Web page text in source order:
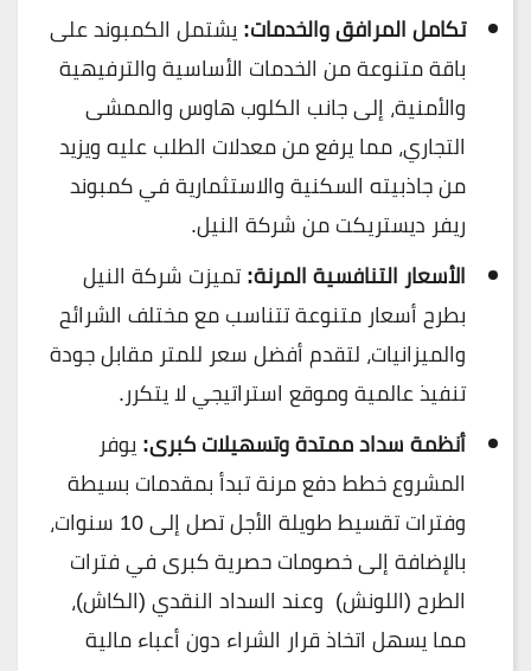
تكامل المرافق والخدمات:يشتمل الكمبوند على
باقة متنوعة من الخدمات الأساسية والترفيهية
والأمنية، إلى جانب الكلوب هاوس والممشى
التجاري، مما يرفع من معدلات الطلب عليه ويزيد
من جاذبيته السكنية والاستثمارية في كمبوند
ريفر ديستريكت من شركة النيل.
الأسعار التنافسية المرنة:تميزت شركة النيل
بطرح أسعار متنوعة تتناسب مع مختلف الشرائح
والميزانيات، لتقدم أفضل سعر للمتر مقابل جودة
تنفيذ عالمية وموقع استراتيجي لا يتكرر.
أنظمة سداد ممتدة وتسهيلات كبرى:يوفر
المشروع خطط دفع مرنة تبدأ بمقدمات بسيطة
وفترات تقسيط طويلة الأجل تصل إلى 10 سنوات،
بالإضافة إلى خصومات حصرية كبرى في فترات
الطرح (اللونش) وعند السداد النقدي (الكاش)،
مما يسهل اتخاذ قرار الشراء دون أعباء مالية